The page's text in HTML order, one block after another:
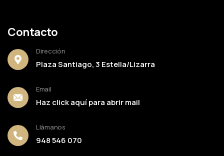
Contacto
Dirección
Plaza Santiago, 3 Estella/Lizarra
Email
Haz click aquí para abrir mail
Llámanos
948 546 070